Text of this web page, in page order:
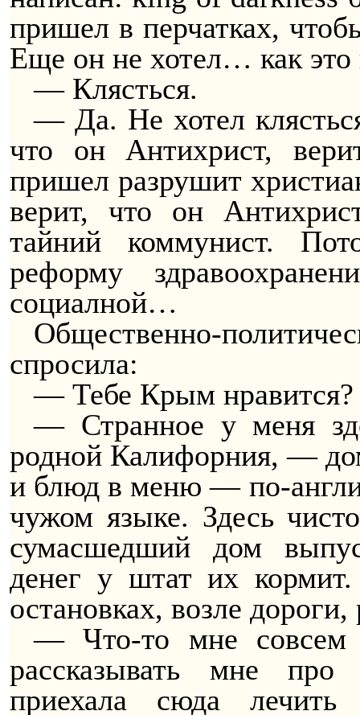
пришел в перчатках,
Еще он не хотел… как
— Клясться.
— Да. Не хотел
что он Антихрист,
пришел разрушит
верит, что он
тайний коммунист.
реформу
социалной…
Общественно-
спросила:
— Тебе Крым нравится?
— Странное у меня
родной Калифорния, —
и блюд в меню — по-
чужом языке. Здесь
сумасшедший дом
денег у штат их
остановках, возле
— Что-то мне совсем
рассказывать мне
приехала сюда